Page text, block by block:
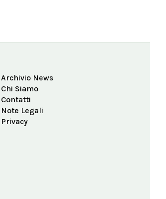
Archivio News
Chi Siamo
Contatti
Note Legali
Privacy